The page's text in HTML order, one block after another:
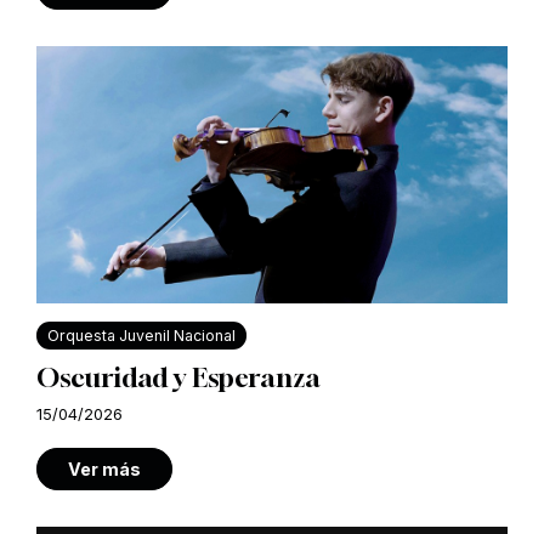
Orquesta Juvenil Nacional
Oscuridad y Esperanza
15/04/2026
Ver más